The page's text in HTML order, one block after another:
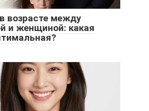
возрасте между
и женщиной: какая